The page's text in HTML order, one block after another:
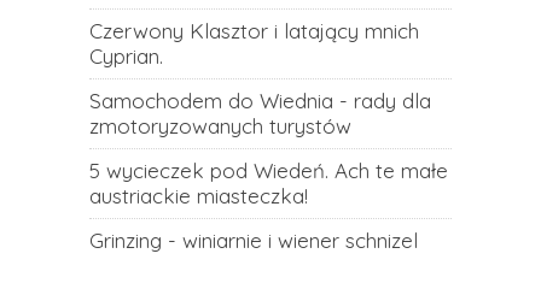
Czerwony Klasztor i latający mnich
Cyprian.
Samochodem do Wiednia - rady dla
zmotoryzowanych turystów
5 wycieczek pod Wiedeń. Ach te małe
austriackie miasteczka!
Grinzing - winiarnie i wiener schnizel